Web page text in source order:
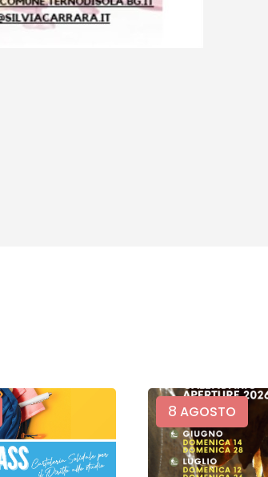
8 AGOSTO